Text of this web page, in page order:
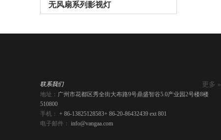
无风扇系列影视灯
联系我们 更多 »
地址： 广州市花都区秀全街大布路9号鼎盛智谷5.0产业园2号楼8楼
510800
手机： + 86-13825128583+ 86-20-86432439 ext 801
电子邮件： info@vangaa.com